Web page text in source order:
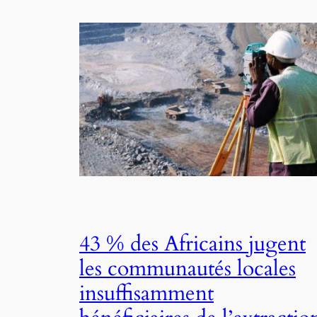
43 % des Africains jugent
les communautés locales
insuffisamment